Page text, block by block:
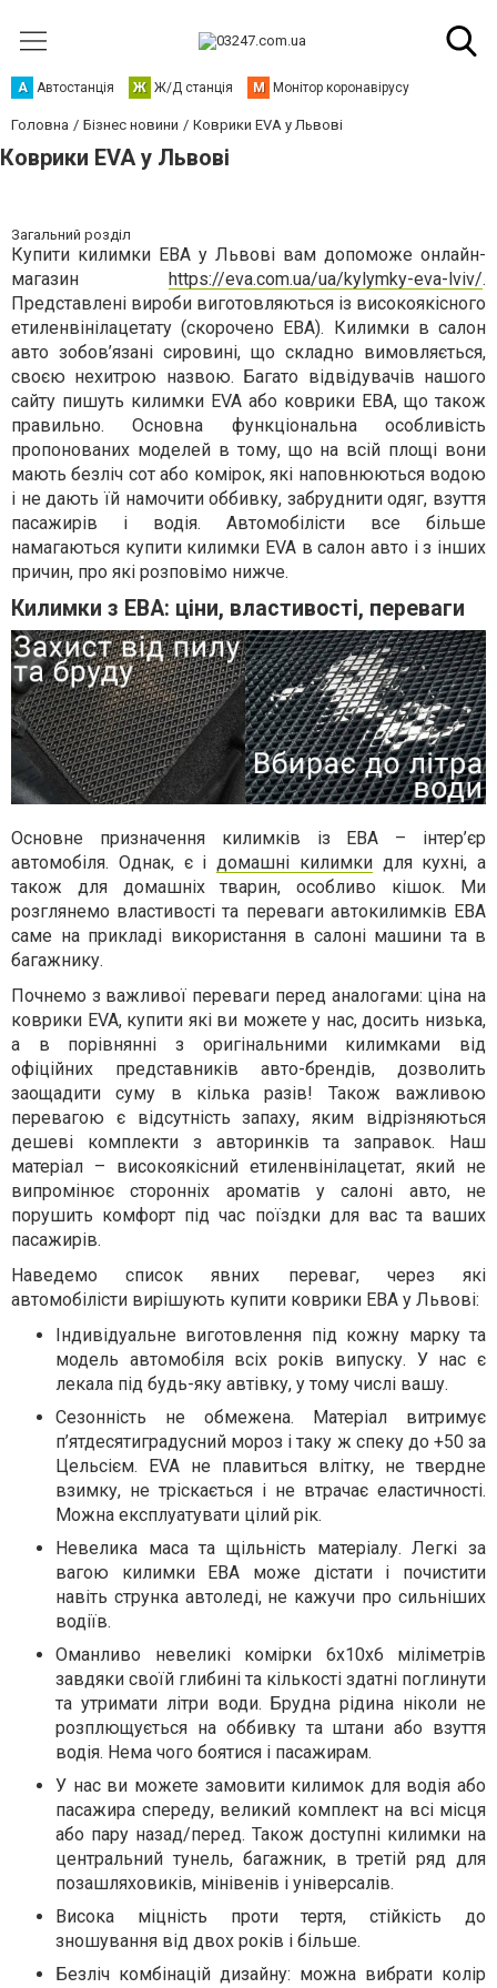
А Автостанція Ж Ж/Д станція М Монітор коронавірусу
Головна Бізнес новини Коврики EVA у Львові
Коврики EVA у Львові
Загальний розділ
Купити килимки ЕВА у Львові вам допоможе онлайн-
магазин https://eva.com.ua/ua/kylymky-eva-lviv/.
Представлені вироби виготовляються із високоякісного
етиленвінілацетату (скорочено ЕВА). Килимки в салон
авто зобов’язані сировині, що складно вимовляється,
своєю нехитрою назвою. Багато відвідувачів нашого
сайту пишуть килимки EVA або коврики ЕВА, що також
правильно. Основна функціональна особливість
пропонованих моделей в тому, що на всій площі вони
мають безліч сот або комірок, які наповнюються водою
і не дають їй намочити оббивку, забруднити одяг, взуття
пасажирів і водія. Автомобілісти все більше
намагаються купити килимки EVA в салон авто і з інших
причин, про які розповімо нижче.
Килимки з ЕВА: ціни, властивості, переваги
Основне призначення килимків із ЕВА – інтер’єр
автомобіля. Однак, є і домашні килимкидля кухні, а
також для домашніх тварин, особливо кішок. Ми
розглянемо властивості та переваги автокилимків ЕВА
саме на прикладі використання в салоні машини та в
багажнику.
Почнемо з важливої ​​переваги перед аналогами: ціна на
коврики EVA, купити які ви можете у нас, досить низька,
а в порівнянні з оригінальними килимками від
офіційних представників авто-брендів, дозволить
заощадити суму в кілька разів! Також важливою
перевагою є відсутність запаху, яким відрізняються
дешеві комплекти з авторинків та заправок. Наш
матеріал – високоякісний етиленвінілацетат, який не
випромінює сторонніх ароматів у салоні авто, не
порушить комфорт під час поїздки для вас та ваших
пасажирів.
Наведемо список явних переваг, через які
автомобілісти вирішують купити коврики ЕВА у Львові:
Індивідуальне виготовлення під кожну марку та
модель автомобіля всіх років випуску. У нас є
лекала під будь-яку автівку, у тому числі вашу.
Сезонність не обмежена. Матеріал витримує
п’ятдесятиградусний мороз і таку ж спеку до +50 за
Цельсієм. EVA не плавиться влітку, не твердне
взимку, не тріскається і не втрачає еластичності.
Можна експлуатувати цілий рік.
Невелика маса та щільність матеріалу. Легкі за
вагою килимки ЕВА може дістати і почистити
навіть струнка автоледі, не кажучи про сильніших
водіїв.
Оманливо невеликі комірки 6х10х6 міліметрів
завдяки своїй глибині та кількості здатні поглинути
та утримати літри води. Брудна рідина ніколи не
розплющується на оббивку та штани або взуття
водія. Нема чого боятися і пасажирам.
У нас ви можете замовити килимок для водія або
пасажира спереду, великий комплект на всі місця
або пару назад/перед. Також доступні килимки на
центральний тунель, багажник, в третій ряд для
позашляховиків, мінівенів і універсалів.
Висока міцність проти тертя, стійкість до
зношування від двох років і більше.
Безліч комбінацій дизайну: можна вибрати колір